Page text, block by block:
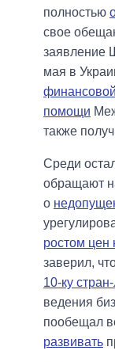
полностью
свое
заявление
мая в
финансовой
помощи
также
Среди
обращают
о
ростом цен
заверил,
10-ку
ведения
пообещал
развивать